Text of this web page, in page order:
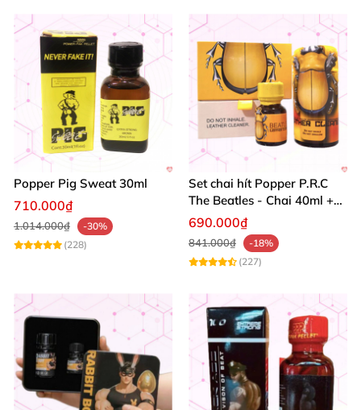
Popper Pig Sweat 30ml
710.000₫
1.014.000₫
-30%
(228)
Set chai hít Popper P.R.C
The Beatles - Chai 40ml +
10ml dành cho Top Bot
690.000₫
841.000₫
-18%
(227)